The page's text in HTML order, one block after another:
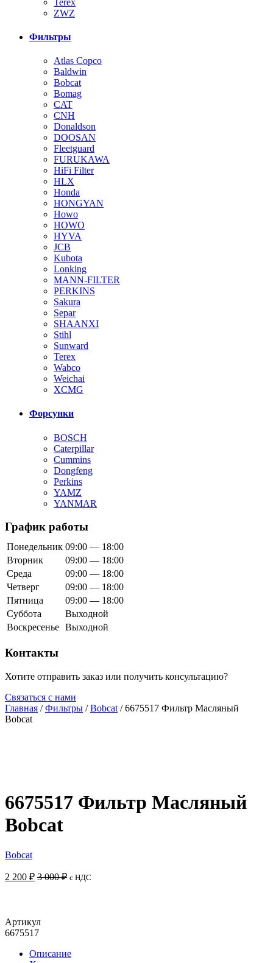
ZWZ
Фильтры
Atlas Copco
Baldwin
Bobcat
Bomag
CAT
CNH
Donaldson
DOOSAN
Fleetguard
FURUKAWA
HiFi Filter
HLX
Honda
HONGYAN
Howo
HOWO
HYVA
JCB
Kubota
Lonking
MANN-FILTER
PERKINS
Sakura
Separ
SHAANXI
Stihl
Sunward
Terex
Wabco
Weichai
XCMG
Форсунки
BOSCH
Caterpillar
Cummins
Dongfeng
Perkins
YAMZ
YANMAR
График работы
Понедельник 09:00 — 18:00
Вторник
09:00 — 18:00
Среда
09:00 — 18:00
Четверг
09:00 — 18:00
Пятница
09:00 — 18:00
Суббота
Выходной
Воскресенье Выходной
Контакты
Хотите отправить заказ или получить консультацию?
Связаться с нами
Главная /Фильтры /Bobcat / 6675517 Фильтр Масляный
Bobcat
6675517 Фильтр Масляный
Bobcat
Bobcat
2 200 ₽ 3 000₽ с НДС
Артикул
6675517
Описание